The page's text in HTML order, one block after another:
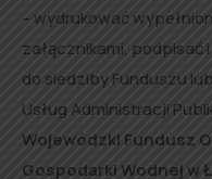
– wydrukować
załącznikami,
do siedziby Funduszu
Usług Administracji
Wojewódzki Fundusz
Gospodarki Wodnej w